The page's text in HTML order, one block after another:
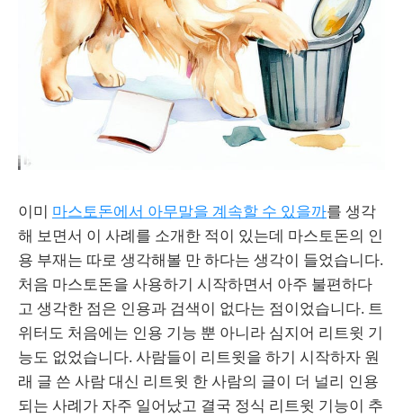
이미 마스토돈에서 아무말을 계속할 수 있을까를 생각
해 보면서 이 사례를 소개한 적이 있는데 마스토돈의 인
용 부재는 따로 생각해볼 만 하다는 생각이 들었습니다.
처음 마스토돈을 사용하기 시작하면서 아주 불편하다
고 생각한 점은 인용과 검색이 없다는 점이었습니다. 트
위터도 처음에는 인용 기능 뿐 아니라 심지어 리트윗 기
능도 없었습니다. 사람들이 리트윗을 하기 시작하자 원
래 글 쓴 사람 대신 리트윗 한 사람의 글이 더 널리 인용
되는 사례가 자주 일어났고 결국 정식 리트윗 기능이 추